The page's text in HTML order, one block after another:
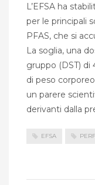
L’EFSA ha
per le principali
PFAS, che si
La soglia, una
gruppo (DST)
di peso
un parere
derivanti dalla
EFSA